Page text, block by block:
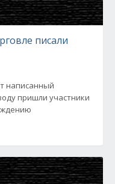
писали
написанный
пришли участники